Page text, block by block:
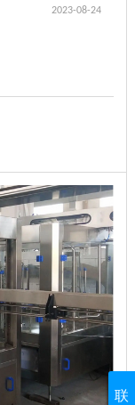
2023-08-24
联